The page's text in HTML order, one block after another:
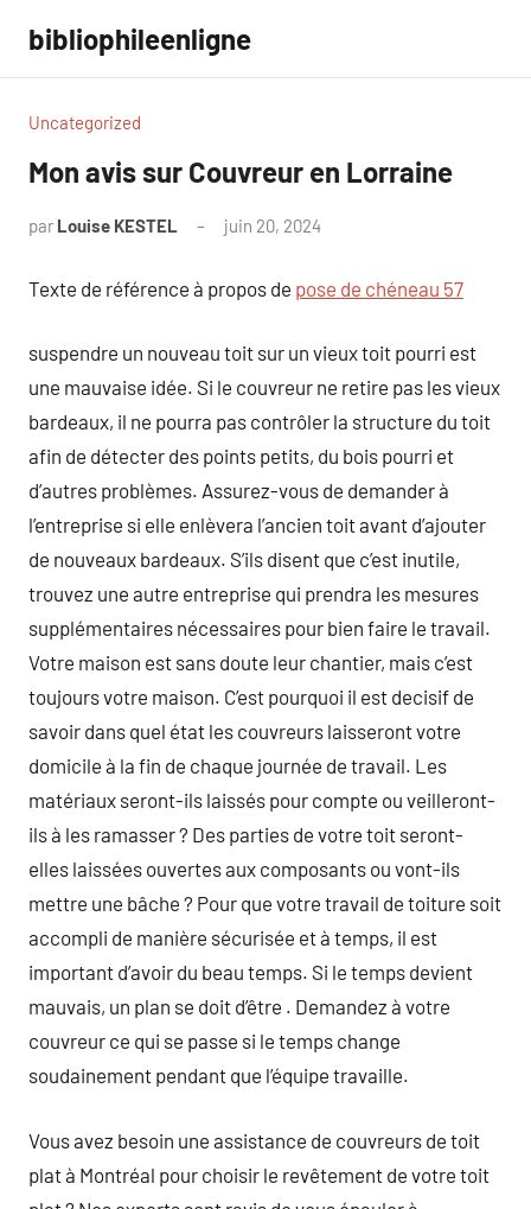
contenu
bibliophileenligne
Uncategorized
Mon avis sur Couvreur en Lorraine
par Louise KESTEL juin 20, 2024
Texte de référence à propos de pose de chéneau 57
suspendre un nouveau toit sur un vieux toit pourri est
une mauvaise idée. Si le couvreur ne retire pas les vieux
bardeaux, il ne pourra pas contrôler la structure du toit
afin de détecter des points petits, du bois pourri et
d’autres problèmes. Assurez-vous de demander à
l’entreprise si elle enlèvera l’ancien toit avant d’ajouter
de nouveaux bardeaux. S’ils disent que c’est inutile,
trouvez une autre entreprise qui prendra les mesures
supplémentaires nécessaires pour bien faire le travail.
Votre maison est sans doute leur chantier, mais c’est
toujours votre maison. C’est pourquoi il est decisif de
savoir dans quel état les couvreurs laisseront votre
domicile à la fin de chaque journée de travail. Les
matériaux seront-ils laissés pour compte ou veilleront-
ils à les ramasser ? Des parties de votre toit seront-
elles laissées ouvertes aux composants ou vont-ils
mettre une bâche ? Pour que votre travail de toiture soit
accompli de manière sécurisée et à temps, il est
important d’avoir du beau temps. Si le temps devient
mauvais, un plan se doit d’être . Demandez à votre
couvreur ce qui se passe si le temps change
soudainement pendant que l’équipe travaille.
Vous avez besoin une assistance de couvreurs de toit
plat à Montréal pour choisir le revêtement de votre toit